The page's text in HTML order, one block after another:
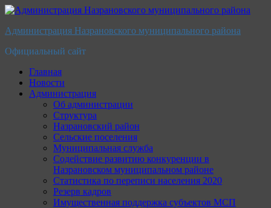
Перейти
содержимому
Администрация Назрановского муниципального района
Официальный сайт
Главная
Новости
Администрация
Об администрации
Структура
Назрановский район
Сельские поселения
Муниципальная служба
Содействие развитию конкуренции в
Назрановском муниципальном районе
Статистика по переписи населения 2020
Резерв кадров
Имущественная поддержка субъектов МСП